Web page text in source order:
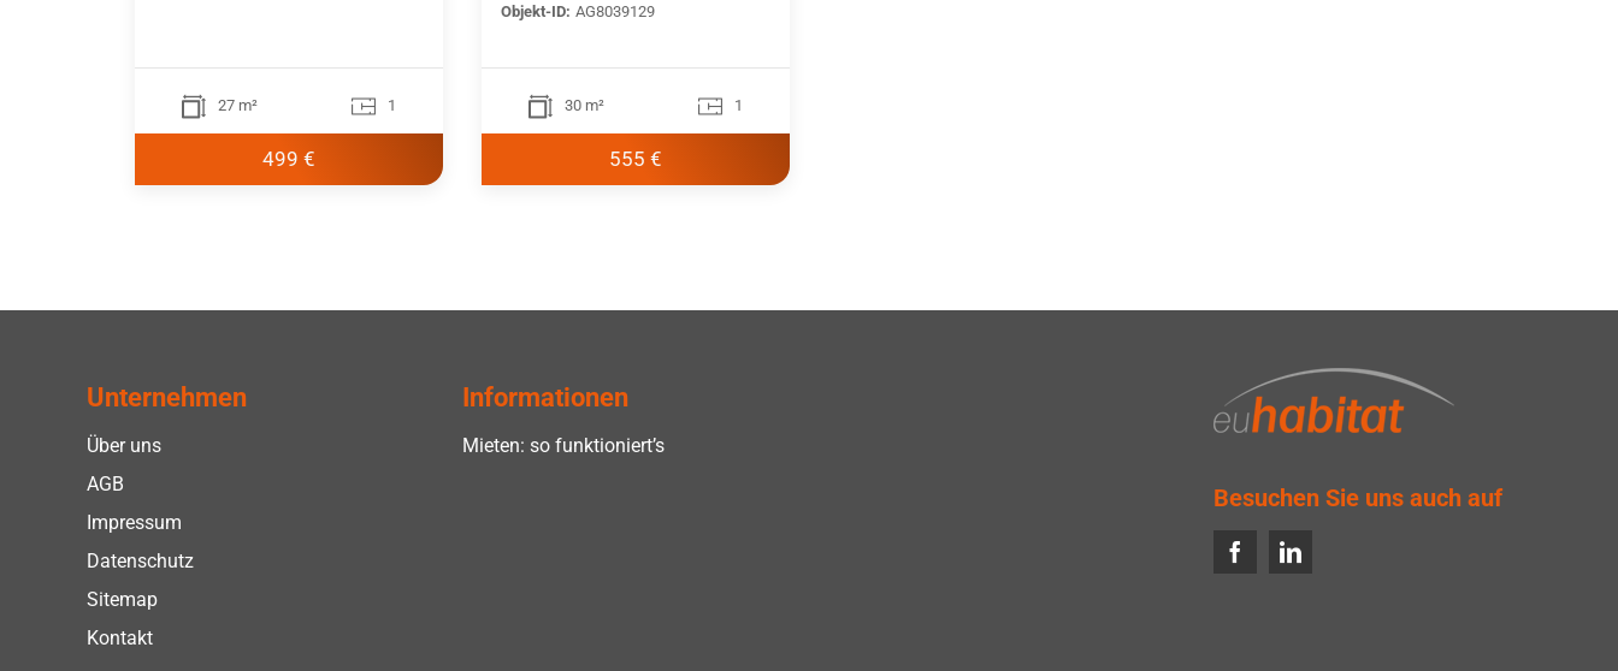
27 m² 1
499 €
Objekt-ID: AG8039129
30 m² 1
555 €
Unternehmen
Über uns
AGB
Impressum
Datenschutz
Sitemap
Kontakt
Informationen
Mieten: so funktioniert’s
Besuchen Sie uns auch auf